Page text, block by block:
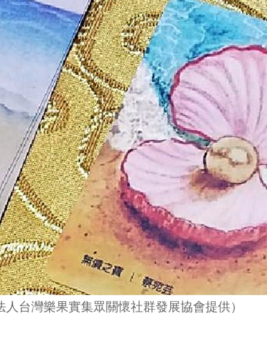
台灣樂果實集眾關懷社群發展協會提供）